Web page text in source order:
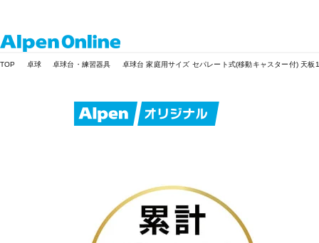
Online
TOP 卓球 卓球台・練習器具 卓球台 家庭用サイズ セパレート式(移動キャスター付) 天板